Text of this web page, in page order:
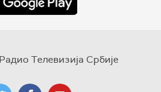
Радио Телевизија Србије